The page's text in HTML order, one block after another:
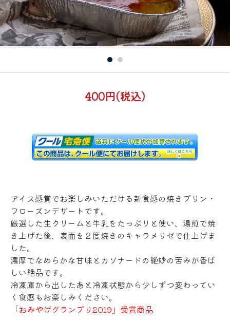
400円(税込)
アイス感覚でお楽しみいただける新食感の焼きプリン・
フローズンデザートです。
厳選した生クリームと牛乳をたっぷりと使い、湯煎で焼
き上げた後、表面を２度焼きのキャラメリゼで仕上げま
した。
濃厚でなめらかな甘味とカソナードの絶妙の苦みが香ば
しい絶品です。
冷凍庫から出したあと冷凍状態から少しずつ変わってい
く食感もお楽しみください。
「おみやげグランプリ2019」受賞商品